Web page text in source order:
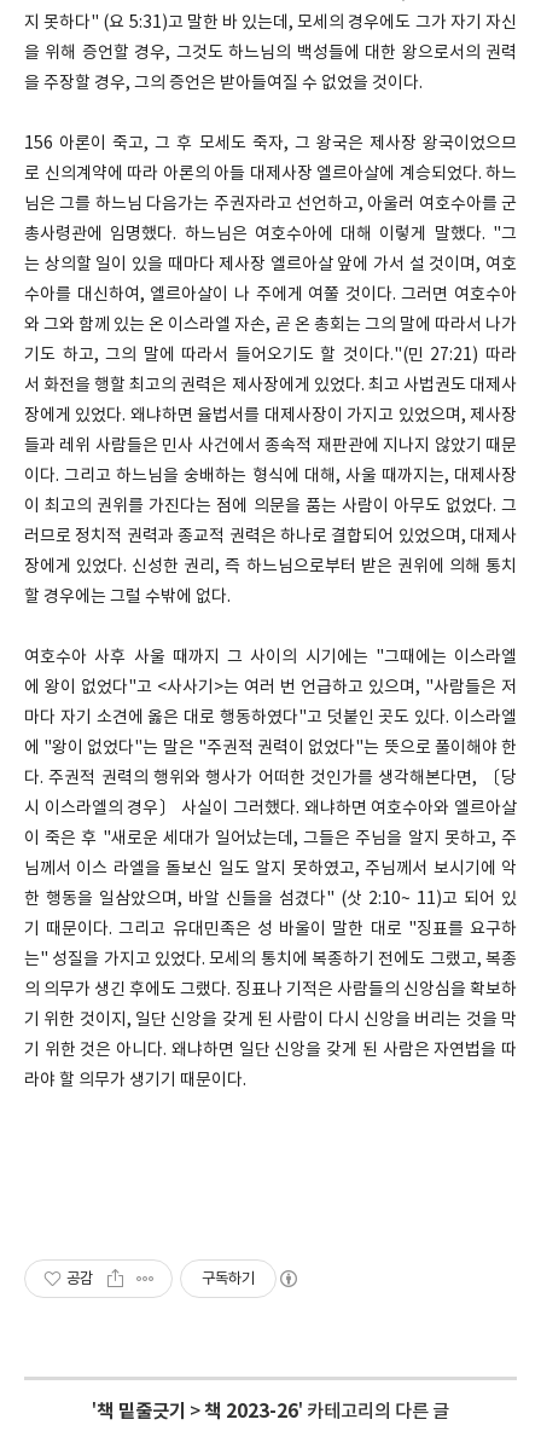
지 못하다" (요 5:31)고 말한 바 있는데, 모세의 경우에도 그가 자기 자신
을 위해 증언할 경우, 그것도 하느님의 백성들에 대한 왕으로서의 권력
을 주장할 경우, 그의 증언은 받아들여질 수 없었을 것이다.
156 아론이 죽고, 그 후 모세도 죽자, 그 왕국은 제사장 왕국이었으므
로 신의계약에 따라 아론의 아들 대제사장 엘르아살에 계승되었다. 하느
님은 그를 하느님 다음가는 주권자라고 선언하고, 아울러 여호수아를 군
총사령관에 임명했다. 하느님은 여호수아에 대해 이렇게 말했다. "그
는 상의할 일이 있을 때마다 제사장 엘르아살 앞에 가서 설 것이며, 여호
수아를 대신하여, 엘르아살이 나 주에게 여쭐 것이다. 그러면 여호수아
와 그와 함께 있는 온 이스라엘 자손, 곧 온 총회는 그의 말에 따라서 나가
기도 하고, 그의 말에 따라서 들어오기도 할 것이다."(민 27:21) 따라
서 화전을 행할 최고의 권력은 제사장에게 있었다. 최고 사법권도 대제사
장에게 있었다. 왜냐하면 율법서를 대제사장이 가지고 있었으며, 제사장
들과 레위 사람들은 민사 사건에서 종속적 재판관에 지나지 않았기 때문
이다. 그리고 하느님을 숭배하는 형식에 대해, 사울 때까지는, 대제사장
이 최고의 권위를 가진다는 점에 의문을 품는 사람이 아무도 없었다. 그
러므로 정치적 권력과 종교적 권력은 하나로 결합되어 있었으며, 대제사
장에게 있었다. 신성한 권리, 즉 하느님으로부터 받은 권위에 의해 통치
할 경우에는 그럴 수밖에 없다.
여호수아 사후 사울 때까지 그 사이의 시기에는 "그때에는 이스라엘
에 왕이 없었다"고 <사사기>는 여러 번 언급하고 있으며, "사람들은 저
마다 자기 소견에 옳은 대로 행동하였다"고 덧붙인 곳도 있다. 이스라엘
에 "왕이 없었다"는 말은 "주권적 권력이 없었다"는 뜻으로 풀이해야 한
다. 주권적 권력의 행위와 행사가 어떠한 것인가를 생각해본다면, 〔당
시 이스라엘의 경우〕 사실이 그러했다. 왜냐하면 여호수아와 엘르아살
이 죽은 후 "새로운 세대가 일어났는데, 그들은 주님을 알지 못하고, 주
님께서 이스 라엘을 돌보신 일도 알지 못하였고, 주님께서 보시기에 악
한 행동을 일삼았으며, 바알 신들을 섬겼다" (삿 2:10~ 11)고 되어 있
기 때문이다. 그리고 유대민족은 성 바울이 말한 대로 "징표를 요구하
는" 성질을 가지고 있었다. 모세의 통치에 복종하기 전에도 그랬고, 복종
의 의무가 생긴 후에도 그랬다. 징표나 기적은 사람들의 신앙심을 확보하
기 위한 것이지, 일단 신앙을 갖게 된 사람이 다시 신앙을 버리는 것을 막
기 위한 것은 아니다. 왜냐하면 일단 신앙을 갖게 된 사람은 자연법을 따
라야 할 의무가 생기기 때문이다.
공감 구독하기
'책 밑줄긋기 >책 2023-26' 카테고리의 다른 글